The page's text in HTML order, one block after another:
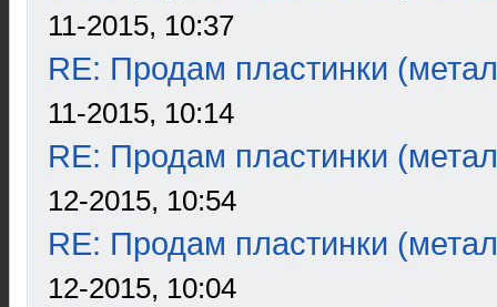
11-2015, 10:37
RE: Продам пластинки
11-2015, 10:14
RE: Продам пластинки
12-2015, 10:54
RE: Продам пластинки
12-2015, 10:04